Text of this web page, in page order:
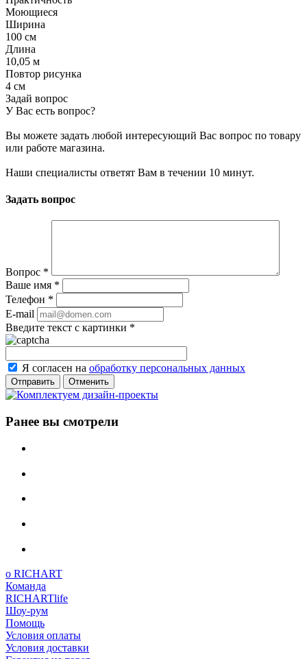
Моющиеся
Ширина
100 см
Длина
10,05 м
Повтор рисунка
4 см
Задай вопрос
У Вас есть вопрос?
Вы можете задать любой интересующий Вас вопрос по товару
или работе магазина.
Наши специалисты ответят Вам в течении 10 минут.
Задать вопрос
Вопрос *
Ваше имя *
Телефон *
E-mail
Введите текст с картинки *
Я согласен на обработку персональных данных
Отменить
Ранее вы смотрели
о RICHART
Команда
RICHARTlife
Шоу-рум
Помощь
Условия оплаты
Условия доставки